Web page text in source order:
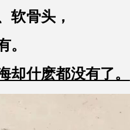
软骨头，
。
却什麽都没有了。